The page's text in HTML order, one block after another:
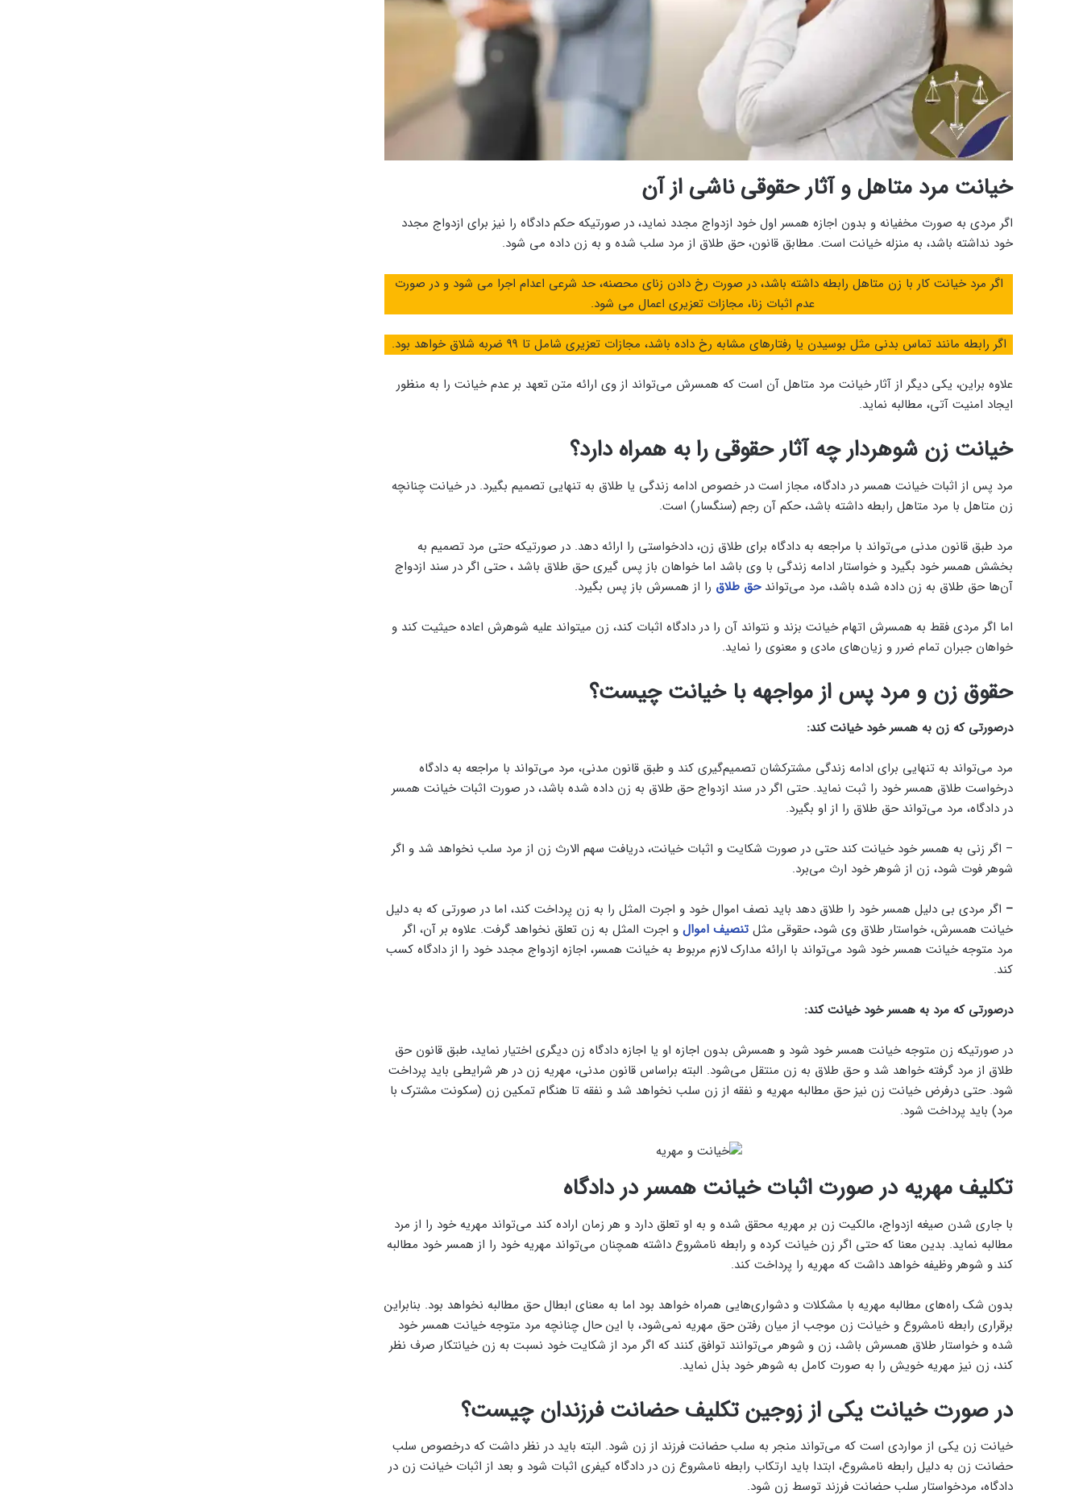
خیانت مرد متاهل و آثار حقوقیناشی از آن
اگر مردی به صورت مخفیانه و بدون اجازه همسر اول خود ازدواج مجدد نماید، در صورتیکه حکم دادگاه را نیز برای ازدواج مجدد
خود نداشته باشد، به منزله خیانت است. مطابق قانون، حق طلاق از مرد سلب شده و به زن داده می شود.
اگر مرد خیانت کار با زن متاهل رابطه داشته باشد، در صورت رخ دادن زنای محصنه، حد شرعی اعدام اجرا می شود و در صورت
عدم اثبات زنا، مجازات تعزیری اعمال می شود.
اگر رابطه مانند تماس بدنی مثل بوسیدن یا رفتارهای مشابه رخ داده باشد، مجازات تعزیری شامل تا ۹۹ ضربه شلاق خواهد بود.
علاوه براین، یکی دیگر از آثار خیانت مرد متاهل آن است که همسرش می‌تواند از وی ارائه متن تعهد بر عدم خیانت را به منظور
ایجاد امنیت آتی، مطالبه نماید.
خیانت زن شوهردار چه آثار حقوقی را به همراه دارد؟
مرد پس از اثبات خیانت همسر در دادگاه، مجاز است در خصوص ادامه زندگی یا طلاق به تنهایی تصمیم بگیرد. در خیانت چنانچه
زن متاهل با مرد متاهل رابطه داشته باشد، حکم آن رجم (سنگسار) است.
مرد طبق قانون مدنی می‌تواند با مراجعه به دادگاه برای طلاق زن، دادخواستی را ارائه دهد. در صورتیکه حتی مرد تصمیم به
بخشش همسر خود بگیرد و خواستار ادامه زندگی با وی باشد اما خواهان باز پس گیری حق طلاق باشد ، حتی اگر در سند ازدواج
آن‌ها حق طلاق به زن داده شده ‎باشد، مرد می‌تواند
حق طلاق را از همسرش باز پس بگیرد.
اما اگر مردی فقط به همسرش اتهام خیانت بزند و نتواند آن را در دادگاه اثبات کند، زن می‎تواند علیه شوهرش اعاده حیثیت کند و
خواهان جبران تمام ضرر و زیان‌های مادی و معنوی را نماید.
حقوق زن و مرد پس از مواجهه با خیانت چیست؟
درصورتی که زن به همسر خود خیانت کند:
مرد می‌تواند به تنهایی برای ادامه زندگی مشترکشان تصمیم‌گیری کند و طبق قانون مدنی، مرد می‌تواند با مراجعه به دادگاه
درخواست طلاق همسر خود را ثبت نماید. حتی اگر در سند ازدواج حق طلاق به زن داده شده باشد، در صورت اثبات خیانت همسر
در دادگاه، مرد می‌تواند حق طلاق را از او بگیرد.
– اگر زنی به همسر خود خیانت کند حتی در صورت شکایت و اثبات خیانت، دریافت سهم الارث زن از مرد سلب نخواهد شد و اگر
شوهر فوت شود، زن از شوهر خود ارث می‌برد.
– اگر مردی بی دلیل همسر خود را طلاق دهد باید نصف اموال خود و اجرت المثل را به زن پرداخت کند، اما در صورتی که به دلیل
خیانت همسرش، خواستار طلاق وی شود، حقوقی مثل تنصیف اموال و اجرت المثل به زن تعلق نخواهد گرفت. علاوه بر آن، اگر
مرد متوجه خیانت همسر خود شود می‌تواند با ارائه مدارک لازم مربوط به خیانت همسر، اجازه ازدواج مجدد خود را از دادگاه کسب
کند.
درصورتی که مرد به همسر خود خیانت کند:
در صورتیکه زن متوجه خیانت همسر خود شود و همسرش بدون اجازه او یا اجازه دادگاه زن دیگری اختیار نماید، طبق قانون حق
طلاق از مرد گرفته خواهد شد و حق طلاق به زن منتقل می‌شود. البته براساس قانون مدنی، مهریه زن در هر شرایطی باید پرداخت
شود. حتی درفرض خیانت زن نیز حق مطالبه مهریه و نفقه از زن سلب نخواهد شد و نفقه تا هنگام تمکین زن (سکونت مشترک با
مرد) باید پرداخت شود.
تکلیف مهریه در صورت اثبات خیانت همسر در دادگاه
با جاری شدن صیغه ازدواج، مالکیت زن بر مهریه محقق شده و به او تعلق دارد و هر زمان اراده کند می‌تواند مهریه خود را از مرد
مطالبه نماید. بدین معنا که حتی اگر زن خیانت کرده و رابطه نامشروع داشته همچنان می‌تواند مهریه خود را از همسر خود مطالبه
کند و شوهر وظیفه خواهد داشت که مهریه را پرداخت کند.
بدون شک راه‌های مطالبه مهریه با مشکلات و دشواری‌هایی همراه خواهد بود اما به معنای ابطال حق مطالبه نخواهد ‎بود. بنابراین
برقراری رابطه نامشروع و خیانت زن موجب از میان رفتن حق مهریه نمی‌شود، با این حال چنانچه مرد متوجه خیانت همسر خود
شده و خواستار طلاق همسرش باشد، زن و شوهر می‌توانند توافق کنند که اگر مرد از شکایت خود نسبت به زن خیانتکار صرف نظر
کند، زن نیز مهریه خویش را به صورت کامل به شوهر خود بذل نماید.
در صورت خیانت یکی از زوجین تکلیف حضانت فرزندان چیست؟
خیانت زن یکی از مواردی است که می‌تواند منجر به سلب حضانت فرزند از زن شود. البته باید در نظر داشت که درخصوص سلب
حضانت زن به دلیل رابطه نامشروع، ابتدا باید ارتکاب رابطه نامشروع زن در دادگاه کیفری اثبات شود و بعد از اثبات خیانت زن در
دادگاه، مردخواستار سلب حضانت فرزند توسط زن شود.